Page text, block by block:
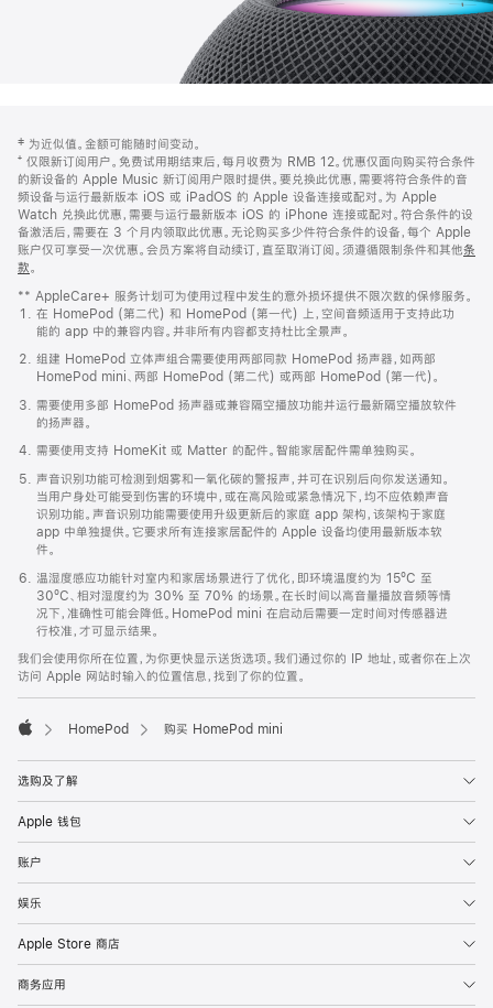
页
页
脚
注
‡ 为近似值。金额可能随时间变动。
⁺ 仅限新订阅用户。免费试用期结束后，每月收费为 RMB 12。优惠仅面向购买符合条件
的新设备的 Apple Music 新订阅用户限时提供。要兑换此优惠，需要将符合条件的音
频设备与运行最新版本 iOS 或 iPadOS 的 Apple 设备连接或配对。为 Apple
Watch 兑换此优惠，需要与运行最新版本 iOS 的 iPhone 连接或配对。符合条件的设
备激活后，需要在 3 个月内领取此优惠。无论购买多少件符合条件的设备，每个 Apple
账户仅可享受一次优惠。会员方案将自动续订，直至取消订阅。须遵循限制条件和其他条
款。
窗
口
中
打
开)
** AppleCare+ 服务计划可为使用过程中发生的意外损坏提供不限次数的保修服务。
在 HomePod (第二代) 和 HomePod (第一代) 上，空间音频适用于支持此功
能的 app 中的兼容内容。并非所有内容都支持杜比全景声。
组建 HomePod 立体声组合需要使用两部同款 HomePod 扬声器，如两部
HomePod mini、两部 HomePod (第二代) 或两部 HomePod (第一代)。
需要使用多部 HomePod 扬声器或兼容隔空播放功能并运行最新隔空播放软件
的扬声器。
需要使用支持 HomeKit 或 Matter 的配件。智能家居配件需单独购买。
声音识别功能可检测到烟雾和一氧化碳的警报声，并可在识别后向你发送通知。
当用户身处可能受到伤害的环境中，或在高风险或紧急情况下，均不应依赖声音
识别功能。声音识别功能需要使用升级更新后的家庭 app 架构，该架构于家庭
app 中单独提供。它要求所有连接家居配件的 Apple 设备均使用最新版本软
件。
温湿度感应功能针对室内和家居场景进行了优化，即环境温度约为 15ºC 至
30ºC、相对湿度约为 30% 至 70% 的场景。在长时间以高音量播放音频等情
况下，准确性可能会降低。HomePod mini 在启动后需要一定时间对传感器进
行校准，才可显示结果。
我们会使用你所在位置，为你更快显示送货选项。我们通过你的 IP 地址，或者你在上次
访问 Apple 网站时输入的位置信息，找到了你的位置。
HomePod 购买 HomePod mini
选购及了解
Apple 钱包
账户
娱乐
Apple Store 商店
商务应用